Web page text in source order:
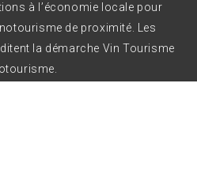
à l’économie locale pour
de proximité. Les
la démarche Vin Tourisme